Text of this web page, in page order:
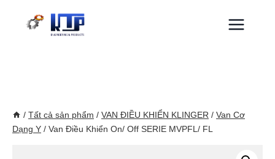
/ Tất cả sản phẩm / VAN ĐIỀU KHIỂN KLINGER / Van Cơ
Dạng Y / Van Điều Khiển On/ Off SERIE MVPFL/ FL